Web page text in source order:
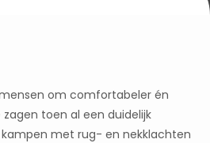
om comfortabeler én
toen al een duidelijk
met rug- en nekklachten